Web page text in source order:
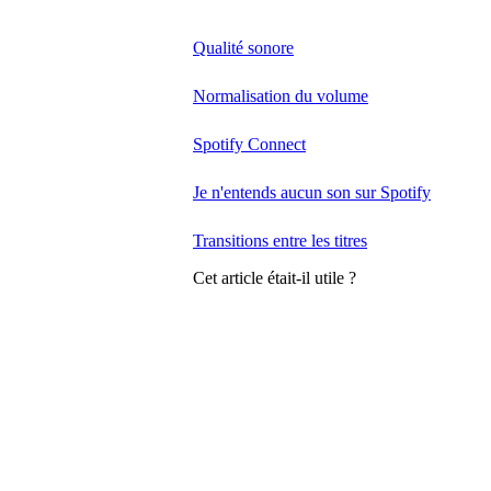
Qualité sonore
Normalisation du volume
Spotify Connect
Je n'entends aucun son sur Spotify
Transitions entre les titres
Cet article était-il utile ?